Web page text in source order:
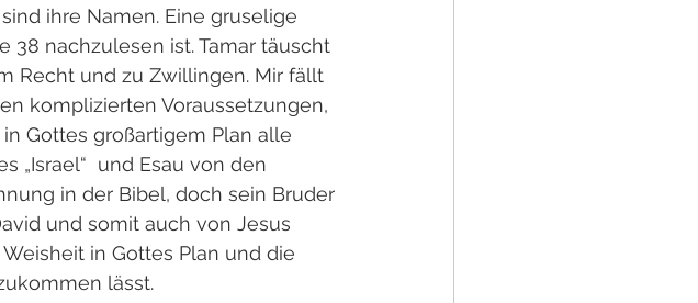
ihre Namen. Eine gruselige
38 nachzulesen ist. Tamar täuscht
Recht und zu Zwillingen. Mir fällt
komplizierten Voraussetzungen,
Gottes großartigem Plan alle
„Israel“  und Esau von den
in der Bibel, doch sein Bruder
und somit auch von Jesus
in Gottes Plan und die
lässt.